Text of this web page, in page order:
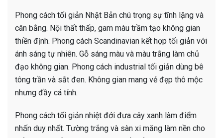
Phong cách tối giản Nhật Bản chú trọng sự tĩnh lặng và
cân bằng. Nội thất thấp, gam màu trầm tạo không gian
thiền định. Phong cách Scandinavian kết hợp tối giản với
ánh sáng tự nhiên. Gỗ sáng màu và màu trắng làm chủ
đạo không gian. Phong cách industrial tối giản dùng bê
tông trần và sắt đen. Không gian mang vẻ đẹp thô mộc
nhưng đầy cá tính.
Phong cách tối giản nhiệt đới đưa cây xanh làm điểm
nhấn duy nhất. Tường trắng và sàn xi măng làm nền cho